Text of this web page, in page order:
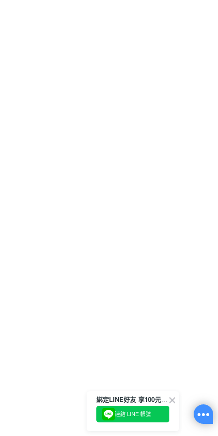
綁定LINE好友 享100元折價券
連結 LINE 帳號